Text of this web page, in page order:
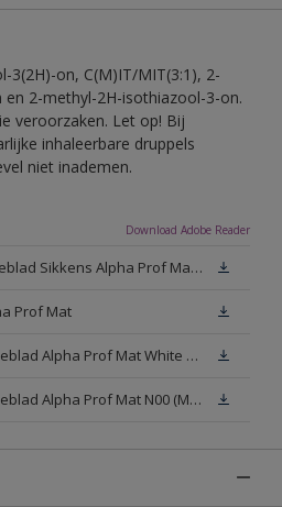
3(2H)-on, C(M)IT/MIT(3:1), 2-
2-methyl-2H-isothiazool-3-on.
veroorzaken. Let op! Bij
inhaleerbare druppels
niet inademen.
Download Adobe Reader
Technisch Informatieblad Sikkens Alpha Prof Mat(PDF)
Prof Mat
Veiligheidsinformatieblad Alpha Prof Mat White W05 (MSDS)
Veiligheidsinformatieblad Alpha Prof Mat N00 (MSDS)